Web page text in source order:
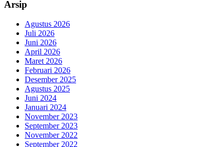
Arsip
Agustus 2026
Juli 2026
Juni 2026
April 2026
Maret 2026
Februari 2026
Desember 2025
Agustus 2025
Juni 2024
Januari 2024
November 2023
September 2023
November 2022
September 2022